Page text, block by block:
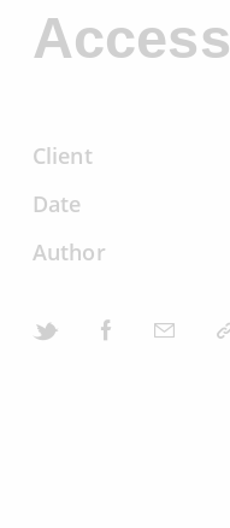
Client
Date
Author